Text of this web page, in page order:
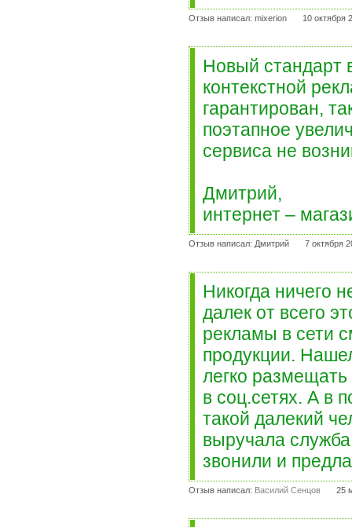
Отзыв написал: mixerion 10 октября
Новый стандарт
контекстной
гарантирован,
поэтапное
сервиса не
Дмитрий,
интернет –
Отзыв написал: Дмитрий 7 октября
Никогда ничего
далек от всего
рекламы в сети
продукции.
легко
в соц.сетях. А в
такой далекий
выручала
звонили и
Отзыв написал: Василий Сенцов 25